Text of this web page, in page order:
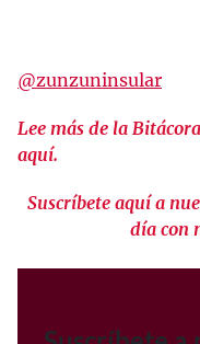
@zunzuninsular
Lee más de la
aquí.
Suscríbete aquí a
día con